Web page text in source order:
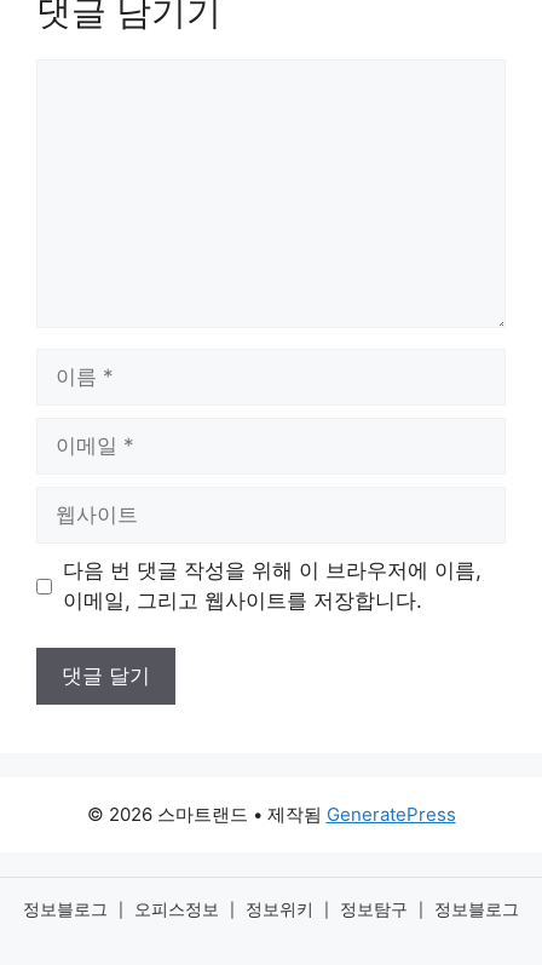
댓글 남기기
트
다음 번 댓글 작성을 위해 이 브라우저에 이름,
이메일, 그리고 웹사이트를 저장합니다.
© 2026 스마트랜드 • 제작됨 GeneratePress
정보블로그 오피스정보 정보위키 정보탐구 정보블로그